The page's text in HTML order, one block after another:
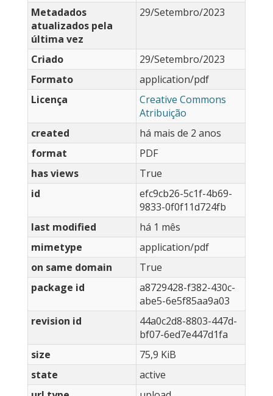
Metadados
atualizados pela
última vez
29/Setembro/2023
Criado
29/Setembro/2023
Formato
application/pdf
Licença
Creative Commons
Atribuição
created
há mais de 2 anos
format
PDF
has views
True
id
efc9cb26-5c1f-4b69-
9833-0f0f11d724fb
last modified
há 1 mês
mimetype
application/pdf
on same domain
True
package id
a8729428-f382-430c-
abe5-6e5f85aa9a03
revision id
44a0c2d8-8803-447d-
bf07-6ed7e447d1fa
size
75,9 KiB
state
active